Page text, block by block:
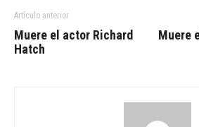
Artículo anterior
Muere el actor Richard
Hatch
Muere